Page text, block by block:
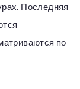
Последняя
по